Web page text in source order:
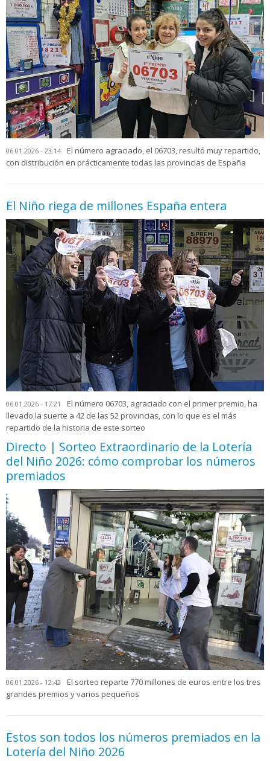
06.01.2026 - 23:14
El número agraciado, el 06703, resultó muy repartido,
con distribución en prácticamente todas las provincias de España
El Niño riega de millones España entera
06.01.2026 - 17:21
El número 06703, agraciado con el primer premio, ha
llevado la suerte a 42 de las 52 provincias, con lo que es el más
repartido de la historia de este sorteo
Directo | Sorteo Extraordinario de la Lotería
del Niño 2026: cómo comprobar los números
premiados
06.01.2026 - 12:42
El sorteo reparte 770 millones de euros entre los tres
grandes premios y varios pequeños
Estos son todos los números premiados en la
Lotería del Niño 2026